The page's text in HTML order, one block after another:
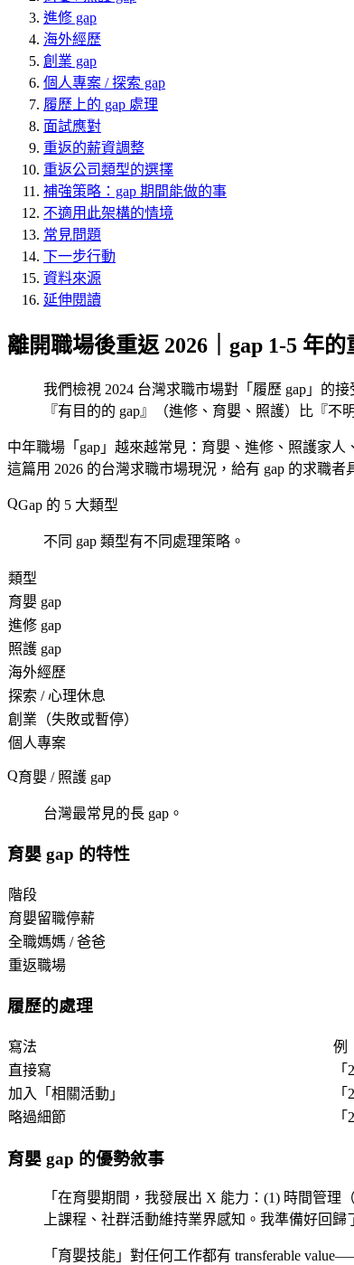
進修 gap
海外經歷
創業 gap
個人專案 / 探索 gap
履歷上的 gap 處理
面試應對
重返的薪資調整
重返公司類型的選擇
補強策略：gap 期間能做的事
不適用此架構的情境
常見問題
下一步行動
資料來源
延伸閱讀
離開職場後重返 2026｜gap 1-5 年
我們檢視 2024 台灣求職市場對「履歷 gap」的
『有目的的 gap』（進修、育嬰、照護）比『不
中年職場「gap」越來越常見：育嬰、進修、照護家人
這篇用 2026 的台灣求職市場現況，給有 gap 的求職者
Gap 的 5 大類型
不同 gap 類型有不同處理策略。
類型
育嬰 gap
進修 gap
照護 gap
海外經歷
探索 / 心理休息
創業（失敗或暫停）
個人專案
育嬰 / 照護 gap
台灣最常見的長 gap。
育嬰 gap 的特性
階段
育嬰留職停薪
全職媽媽 / 爸爸
重返職場
履歷的處理
寫法
例
直接寫
加入「相關活動」
略過細節
育嬰 gap 的優勢敘事
「在育嬰期間，我發展出 X 能力：(1) 時間管理
上課程、社群活動維持業界感知。我準備好回歸
「育嬰技能」對任何工作都有 transferable